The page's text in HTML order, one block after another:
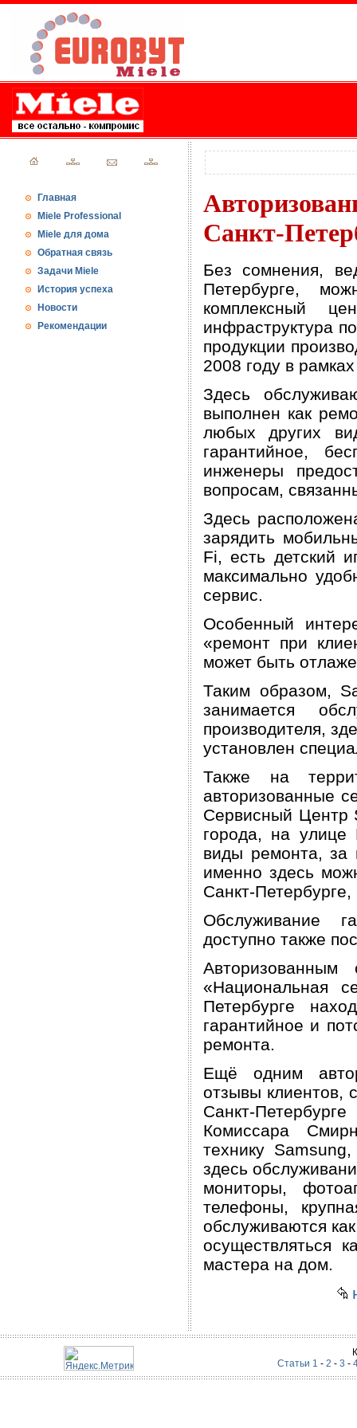
Главная
Miele Professional
Miele для дома
Обратная связь
Задачи Miele
История успеха
Новости
Рекомендации
Санкт-
Без сомнения,
Петербурге,
комплексный
инфраструктура
продукции
2008 году в
Здесь
выполнен как
любых других
гарантийное,
инженеры
вопросам,
Здесь
зарядить
Fi, есть детский
максимально
сервис.
Особенный
«ремонт при
может быть
Таким образом,
занимается
производителя,
установлен
Также на
авторизованные
Сервисный Центр
города, на улице
виды ремонта, за
именно здесь
Санкт-
Обслуживание
доступно также
«Национальная
Петербурге
гарантийное и
ремонта.
Ещё одним
отзывы клиентов,
Санкт-
Комиссара
технику
здесь
мониторы,
телефоны,
обслуживаются
осуществляться
мастера на дом.
Статьи 1 - 2 - 3 -